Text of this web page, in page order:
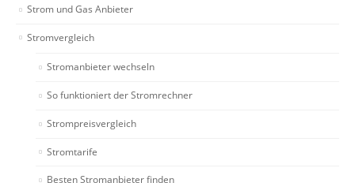
Strom und Gas Anbieter
Stromvergleich
Stromanbieter wechseln
So funktioniert der Stromrechner
Strompreisvergleich
Stromtarife
Besten Stromanbieter finden